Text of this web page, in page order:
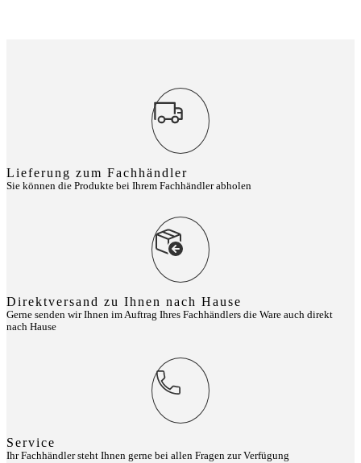
Lieferung zum Fachhändler
Sie können die Produkte bei Ihrem Fachhändler abholen
Direktversand zu Ihnen nach Hause
Gerne senden wir Ihnen im Auftrag Ihres Fachhändlers die Ware auch direkt
nach Hause
Service
Ihr Fachhändler steht Ihnen gerne bei allen Fragen zur Verfügung